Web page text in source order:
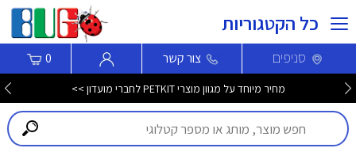
כל הקטגוריות
סניפים צור קשר 0
מחיר מיוחד על מגוון מוצרי PETKIT לחברי מועדון >>